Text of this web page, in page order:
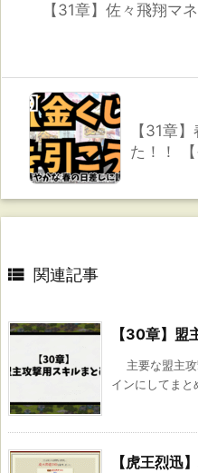
【31章】佐々飛翔マ
【31章
た！！ 【
 関連記事
【30章】盟
主要な盟主攻
インにしてま
【虎王烈迅